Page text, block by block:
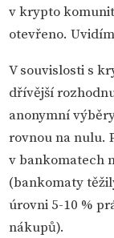
v krypto
otevřeno.
V souvislosti s
dřívější
anonymní
rovnou na nulu.
v bankomatech
(bankomaty
úrovni 5-10 %
nákupů).